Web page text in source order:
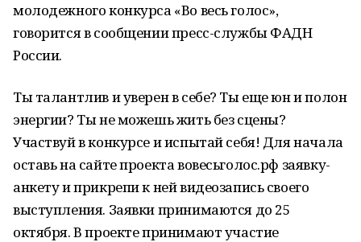
молодежного конкурса «Во весь голос»,
говорится в сообщении пресс-службы ФАДН
России.
Ты талантлив и уверен в себе? Ты еще юн и полон
энергии? Ты не можешь жить без сцены?
Участвуй в конкурсе и испытай себя! Для начала
оставь на сайте проекта вовесьголос.рф заявку-
анкету и прикрепи к ней видеозапись своего
выступления. Заявки принимаются до 25
октября. В проекте принимают участие